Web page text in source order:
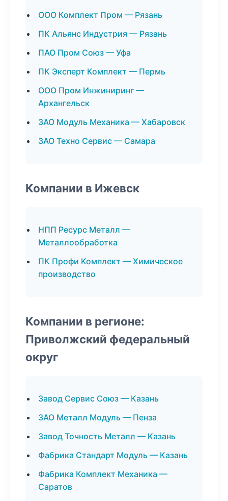
ООО Комплект Пром — Рязань
ПК Альянс Индустрия — Рязань
ПАО Пром Союз — Уфа
ПК Эксперт Комплект — Пермь
ООО Пром Инжиниринг —
Архангельск
ЗАО Модуль Механика — Хабаровск
ЗАО Техно Сервис — Самара
Компании в Ижевск
НПП Ресурс Металл —
Металлообработка
ПК Профи Комплект — Химическое
производство
Компании в регионе:
Приволжский федеральный
округ
Завод Сервис Союз — Казань
ЗАО Металл Модуль — Пенза
Завод Точность Металл — Казань
Фабрика Стандарт Модуль — Казань
Фабрика Комплект Механика —
Саратов